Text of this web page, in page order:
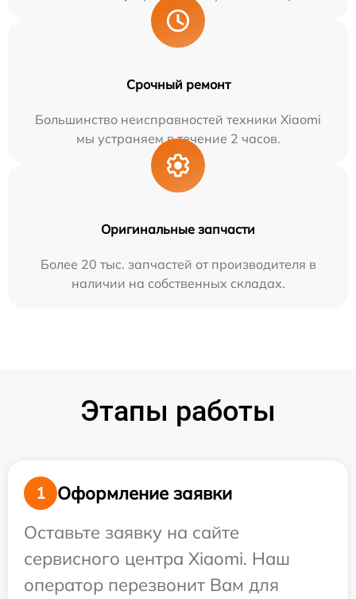
Срочный ремонт
Большинство неисправностей техники Xiaomi
мы устраняем в течение 2 часов.
Оригинальные запчасти
Более 20 тыс. запчастей от производителя в
наличии на собственных складах.
Этапы работы
1
Оформление заявки
Оставьте заявку на сайте
сервисного центра Xiaomi. Наш
оператор перезвонит Вам для